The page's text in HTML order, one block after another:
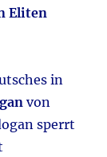
Eliten
in
von
sperrt